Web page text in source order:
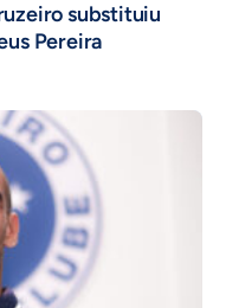
substituiu
Pereira